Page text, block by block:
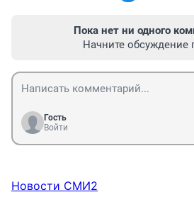
Пока нет ни одного
Начните обсуждение
Гость
Войти
Новости СМИ2